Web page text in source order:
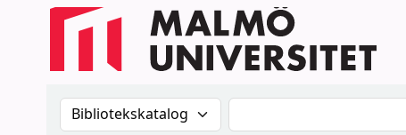
Sök i katalogen efter:Sök i katalogen